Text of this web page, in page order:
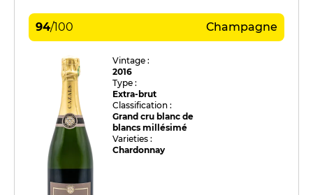
94/100 Champagne
Vintage :
2016
Type :
Extra-brut
Classification :
Grand cru blanc de
blancs millésimé
Varieties :
Chardonnay